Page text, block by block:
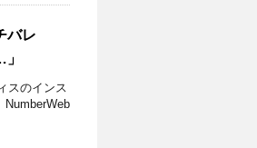
バレ
スのインス
NumberWeb